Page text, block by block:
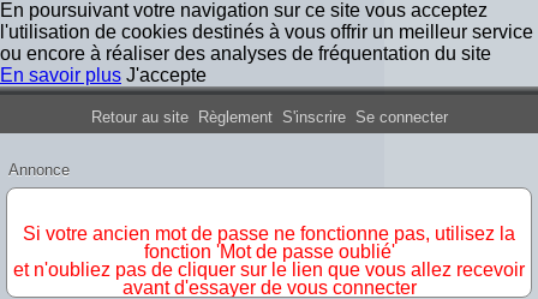
En poursuivant votre navigation sur ce site vous acceptez
l'utilisation de cookies destinés à vous offrir un meilleur service
ou encore à réaliser des analyses de fréquentation du site
En savoir plus J'accepte
Forum Iron Maiden France
Retour au site Règlement S'inscrire Se connecter
Annonce
Si votre ancien mot de passe ne fonctionne pas, utilisez la
fonction 'Mot de passe oublié'
et n'oubliez pas de cliquer sur le lien que vous allez recevoir
avant d'essayer de vous connecter